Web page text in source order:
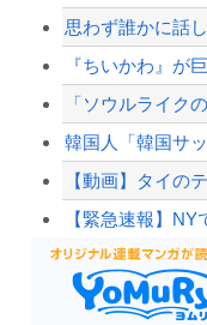
思わず誰かに話